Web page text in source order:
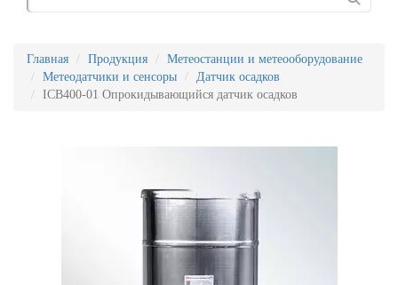
Главная Продукция
Метеостанции и метеооборудование
Метеодатчики и сенсоры
Датчик осадков
ICB400-01 Опрокидывающийся датчик осадков